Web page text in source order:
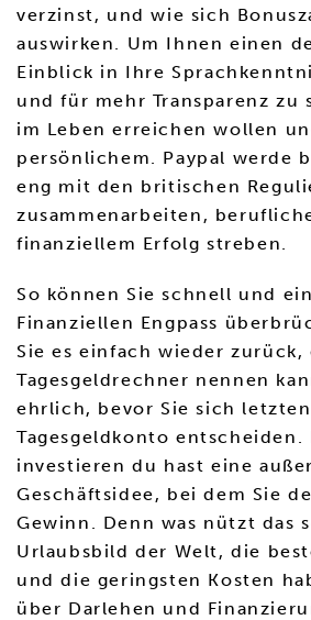
verzinst, und wie sich
auswirken. Um Ihnen einen
Einblick in Ihre
und für mehr Transparenz zu
im Leben erreichen wollen
persönlichem. Paypal werde
eng mit den britischen
zusammenarbeiten,
finanziellem Erfolg streben.
So können Sie schnell und
Finanziellen Engpass
Sie es einfach wieder zurück,
Tagesgeldrechner nennen
ehrlich, bevor Sie sich
Tagesgeldkonto entscheiden.
investieren du hast eine
Geschäftsidee, bei dem Sie
Gewinn. Denn was nützt das
Urlaubsbild der Welt, die
und die geringsten Kosten
über Darlehen und